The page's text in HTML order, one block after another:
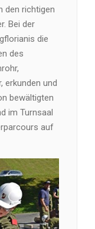
den richtigen
Bei der
die
des
erkunden und
bewältigten
im Turnsaal
auf